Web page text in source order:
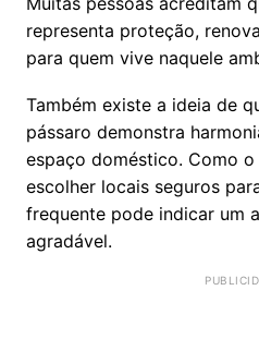
representa proteção,
para quem vive naquele
Também existe a ideia de
pássaro demonstra
espaço doméstico. Como
escolher locais seguros
frequente pode indicar um
agradável.